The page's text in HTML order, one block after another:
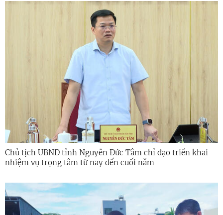
Chủ tịch UBND tỉnh Nguyễn Đức Tâm chỉ đạo triển khai
nhiệm vụ trọng tâm từ nay đến cuối năm